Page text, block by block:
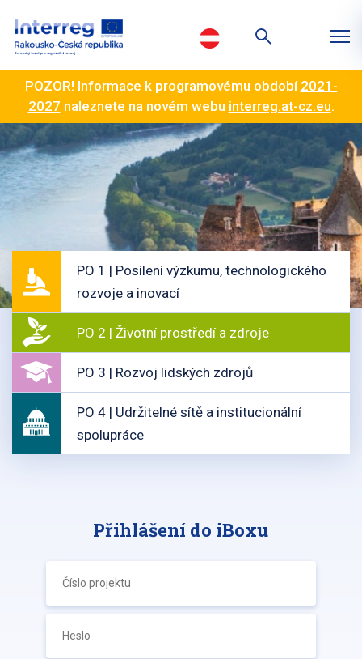
POZOR! Informace k programovému období 2021-
2027 naleznete na novém webu interreg.at-cz.eu.
PO 1 | Posílení výzkumu, technologického
rozvoje a inovací
PO 2 | Životní prostředí a zdroje
PO 3 | Rozvoj lidských zdrojů
PO 4 | Udržitelné sítě a institucionální
spolupráce
Přihlášení do iBoxu